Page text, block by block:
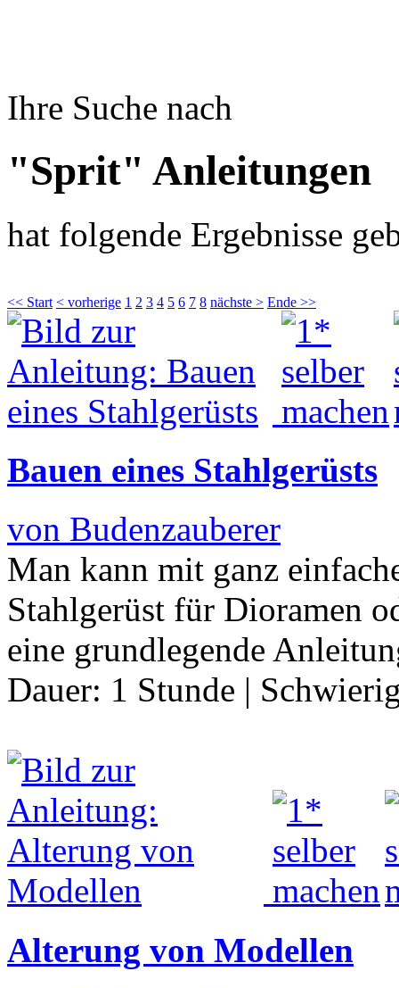
Ihre Suche nach
"Sprit" Anleitungen
hat folgende Ergebnisse
<< Start < vorherige 1 2 3 4 5 6 7 8 nächste > Ende >>
Bauen eines Stahlgerüsts
von Budenzauberer
Man kann mit ganz
Stahlgerüst für Dioramen
eine grundlegende
Dauer: 1 Stunde |
Alterung von Modellen